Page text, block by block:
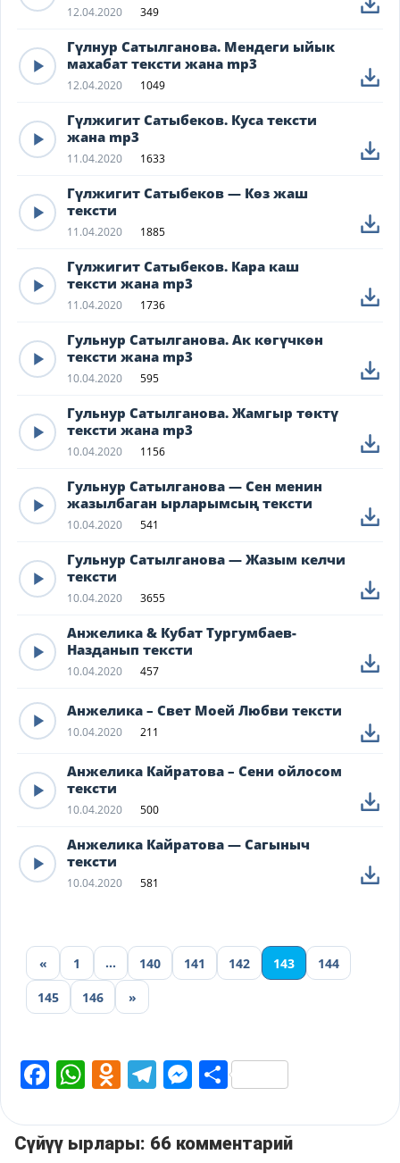
12.04.2020 349
Гүлнур Сатылганова. Мендеги ыйык
махабат тексти жана mp3
12.04.2020 1049
Гүлжигит Сатыбеков. Куса тексти
жана mp3
11.04.2020 1633
Гүлжигит Сатыбеков — Көз жаш
тексти
11.04.2020 1885
Гүлжигит Сатыбеков. Кара каш
тексти жана mp3
11.04.2020 1736
Гульнур Сатылганова. Ак көгүчкөн
тексти жана mp3
10.04.2020 595
Гульнур Сатылганова. Жамгыр төктү
тексти жана mp3
10.04.2020 1156
Гульнур Сатылганова — Сен менин
жазылбаган ырларымсың тексти
10.04.2020 541
Гульнур Сатылганова — Жазым келчи
тексти
10.04.2020 3655
Анжелика & Кубат Тургумбаев-
Назданып тексти
10.04.2020 457
Анжелика – Свет Моей Любви тексти
10.04.2020 211
Анжелика Кайратова – Сени ойлосом
тексти
10.04.2020 500
Анжелика Кайратова — Сагыныч
тексти
10.04.2020 581
« 1 … 140 141 142 143
144
145
146 »
Facebook
WhatsApp
Odnoklassniki
Telegram
Messenger
Share
Сүйүү ырлары: 66 комментарий